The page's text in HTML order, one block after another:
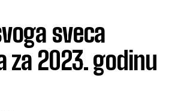
sveca
za 2023. godinu